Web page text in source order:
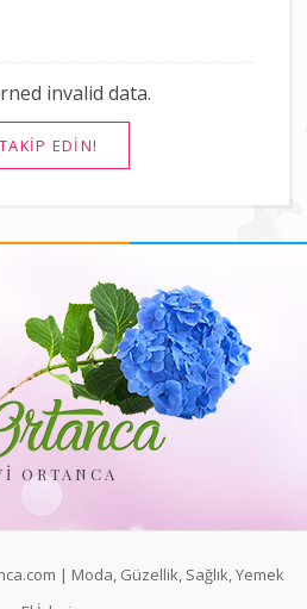
invalid data.
EDIN!
ORTANCA
| Moda, Güzellik, Sağlık, Yemek